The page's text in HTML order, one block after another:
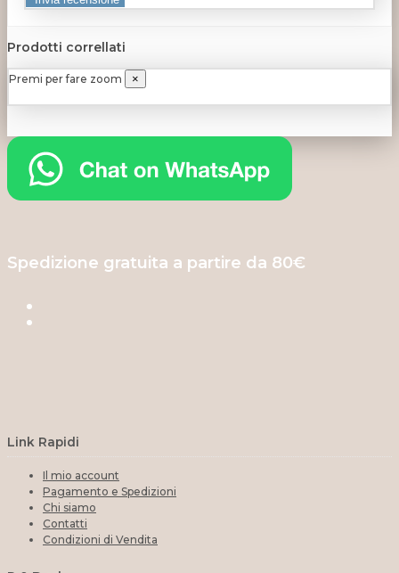
Prodotti correllati
Premi per fare zoom ×
Spedizione gratuita a partire da 80€
Link Rapidi
Il mio account
Pagamento e Spedizioni
Chi siamo
Contatti
Condizioni di Vendita